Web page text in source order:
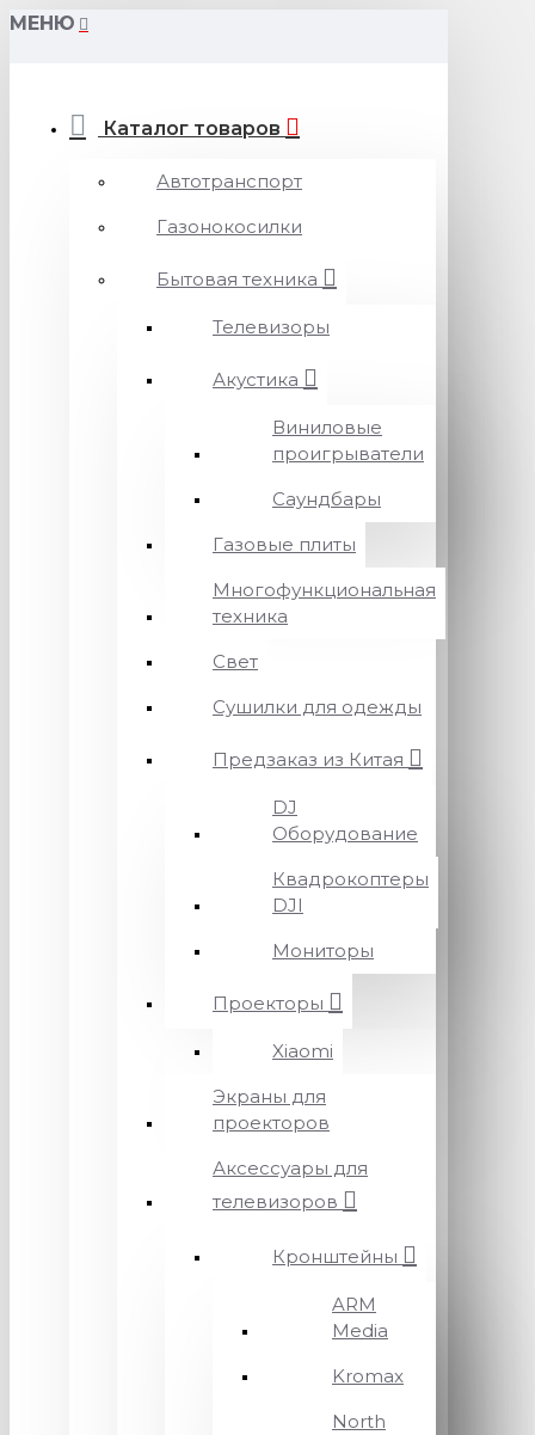
МЕНЮ
Каталог товаров
Автотранспорт
Газонокосилки
Бытовая техника
Телевизоры
Акустика
Виниловые
проигрыватели
Саундбары
Газовые плиты
Многофункциональная
техника
Свет
Сушилки для одежды
Предзаказ из Китая
DJ
Оборудование
Квадрокоптеры
DJI
Мониторы
Проекторы
Xiaomi
Экраны для
проекторов
Аксессуары для
телевизоров
Кронштейны
ARM
Media
Kromax
North